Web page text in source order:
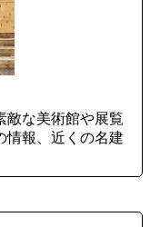
敵な美術館や展覧
情報、近くの名建